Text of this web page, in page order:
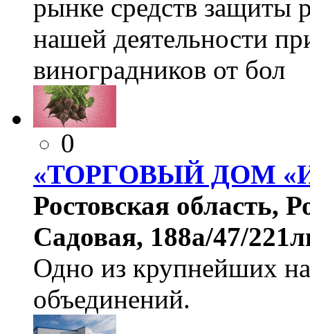
рынке средств защиты
нашей деятельности
виноградников от бол
0
«ТОРГОВЫЙ ДОМ
Ростовская область,
Садовая, 188а/47/
Одно из крупнейших
объединений.